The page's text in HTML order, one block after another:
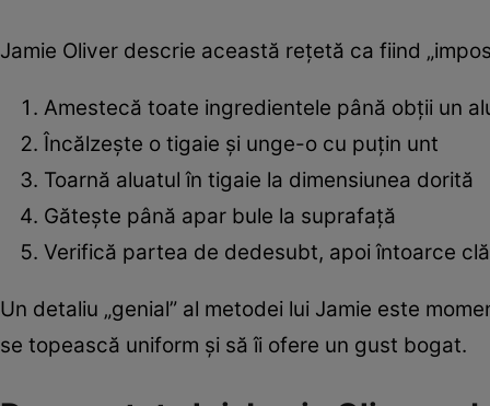
Jamie Oliver descrie această rețetă ca fiind
Amestecă toate ingredientele până obții un
Încălzește o tigaie și unge-o cu puțin unt
Toarnă aluatul în tigaie la dimensiunea dorită
Gătește până apar bule la suprafață
Verifică partea de dedesubt, apoi întoarce
Un detaliu „genial” al metodei lui Jamie este
se topească uniform și să îi ofere un gust bogat.